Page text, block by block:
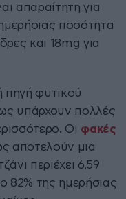
απαραίτητη για
ποσότητα
και 18mg για
πηγή φυτικού
υπάρχουν πολλές
Οι φακές
αποτελούν μια
περιέχει 6,59
82% της ημερήσιας